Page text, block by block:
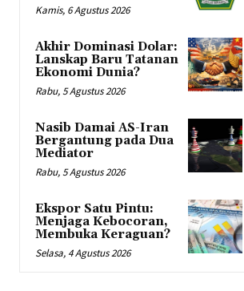
Kamis, 6 Agustus 2026
Akhir Dominasi Dolar:
Lanskap Baru Tatanan
Ekonomi Dunia?
Rabu, 5 Agustus 2026
Nasib Damai AS-Iran
Bergantung pada Dua
Mediator
Rabu, 5 Agustus 2026
Ekspor Satu Pintu:
Menjaga Kebocoran,
Membuka Keraguan?
Selasa, 4 Agustus 2026